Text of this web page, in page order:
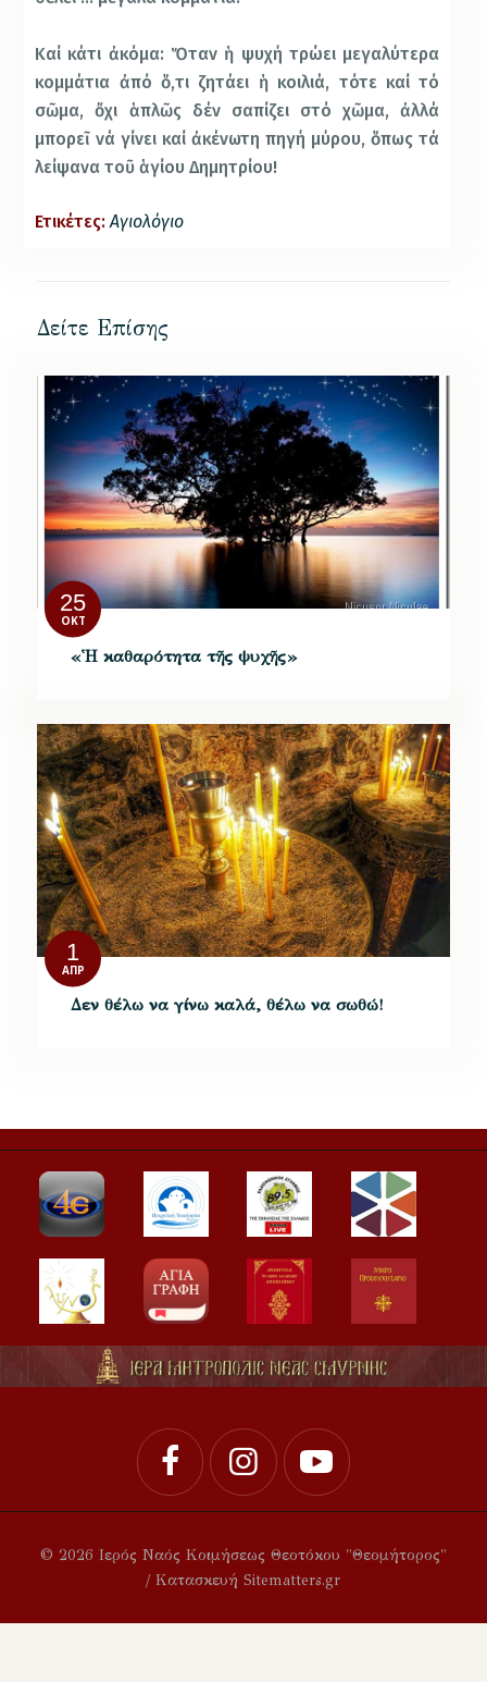
Καί κάτι ἀκόμα: Ὅταν ἡ ψυχή τρώει μεγαλύτερα
κομμάτια ἀπό ὅ,τι ζητάει ἡ κοιλιά, τότε καί τό
σῶμα, ὄχι ἁπλῶς δέν σαπίζει στό χῶμα, ἀλλά
μπορεῖ νά γίνει καί ἀκένωτη πηγή μύρου, ὅπως τά
λείψανα τοῦ ἁγίου Δημητρίου!
Ετικέτες: Αγιολόγιο
Δείτε Επίσης
25
ΟΚΤ
«Ἡ καθαρότητα τῆς ψυχῆς»
1
ΑΠΡ
Δεν θέλω να γίνω καλά, θέλω να σωθώ!
© 2026 Ιερός Ναός Κοιμήσεως Θεοτόκου "Θεομήτορος"
/ Κατασκευή Sitematters.gr